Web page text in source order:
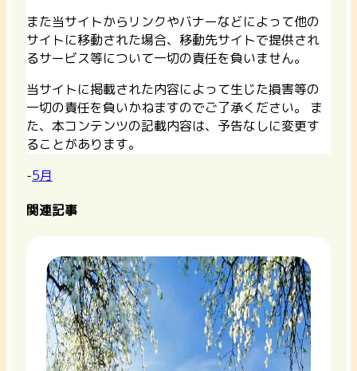
また当サイトからリンクやバナーなどによって他の
サイトに移動された場合、移動先サイトで提供され
るサービス等について一切の責任を負いません。
当サイトに掲載された内容によって生じた損害等の
一切の責任を負いかねますのでご了承ください。 ま
た、本コンテンツの記載内容は、予告なしに変更す
ることがあります。
-5月
関連記事